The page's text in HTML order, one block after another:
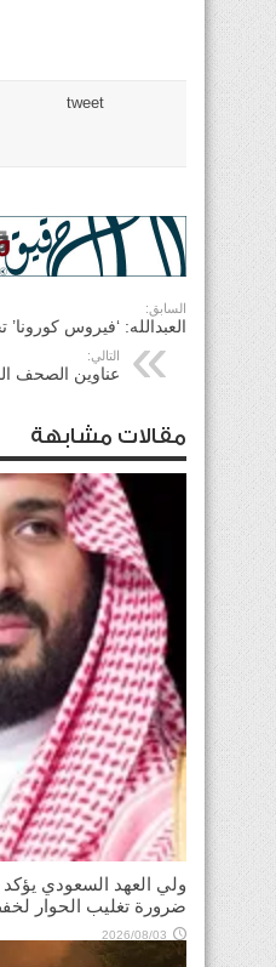
tweet
السابق:
العبدالله: ‘فيروس
التالي:
عناوين الصحف
مقالات مشابهة
ولي العهد السعودي
ضرورة تغليب الحوار
2026/08/03